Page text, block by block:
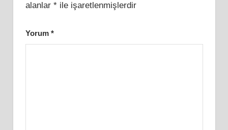
alanlar *ile işaretlenmişlerdir
Yorum *